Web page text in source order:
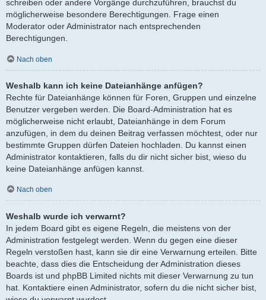
schreiben oder andere Vorgänge durchzuführen, brauchst du
möglicherweise besondere Berechtigungen. Frage einen
Moderator oder Administrator nach entsprechenden
Berechtigungen.
Nach oben
Weshalb kann ich keine Dateianhänge anfügen?
Rechte für Dateianhänge können für Foren, Gruppen und einzelne
Benutzer vergeben werden. Die Board-Administration hat es
möglicherweise nicht erlaubt, Dateianhänge in dem Forum
anzufügen, in dem du deinen Beitrag verfassen möchtest, oder nur
bestimmte Gruppen dürfen Dateien hochladen. Du kannst einen
Administrator kontaktieren, falls du dir nicht sicher bist, wieso du
keine Dateianhänge anfügen kannst.
Nach oben
Weshalb wurde ich verwarnt?
In jedem Board gibt es eigene Regeln, die meistens von der
Administration festgelegt werden. Wenn du gegen eine dieser
Regeln verstoßen hast, kann sie dir eine Verwarnung erteilen. Bitte
beachte, dass dies die Entscheidung der Administration dieses
Boards ist und phpBB Limited nichts mit dieser Verwarnung zu tun
hat. Kontaktiere einen Administrator, sofern du die nicht sicher bist,